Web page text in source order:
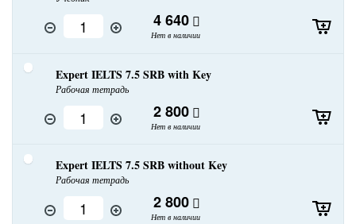
4 640
Нет в наличии
Expert IELTS 7.5 SRB with Key
Рабочая тетрадь
2 800
Нет в наличии
Expert IELTS 7.5 SRB without Key
Рабочая тетрадь
2 800
Нет в наличии